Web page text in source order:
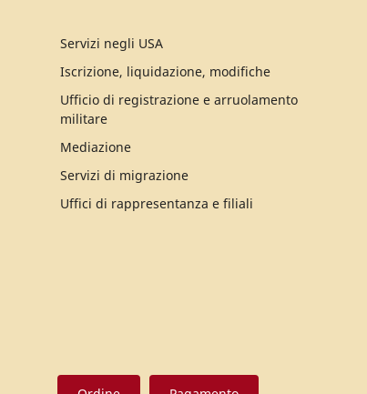
Servizi negli USA
Iscrizione, liquidazione, modifiche
Ufficio di registrazione e arruolamento
militare
Mediazione
Servizi di migrazione
Uffici di rappresentanza e filiali